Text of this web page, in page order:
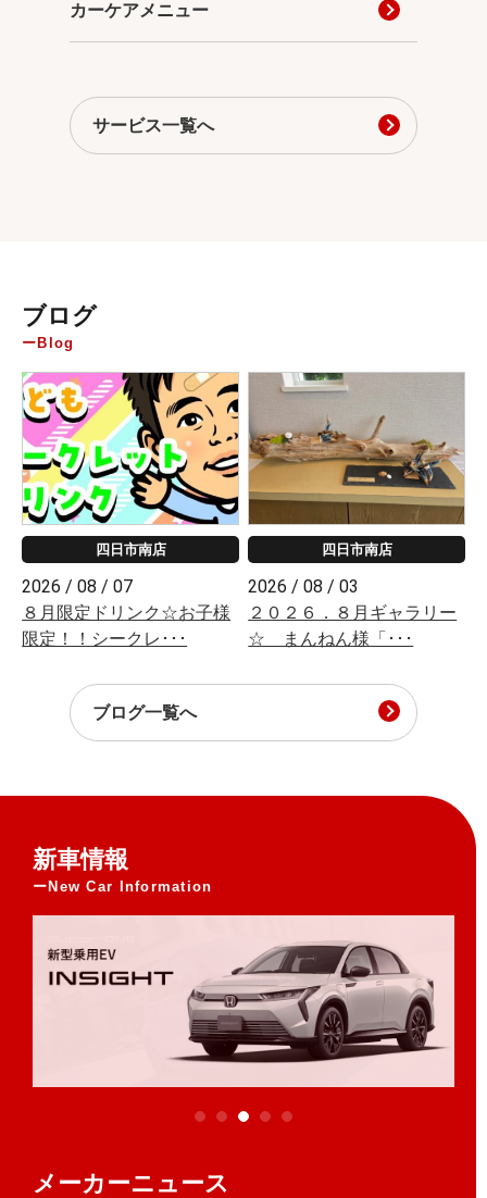
カーケアメニュー
サービス一覧へ
ブログ
Blog
四日市南店
2026 / 08 / 07
８月限定ドリンク☆お子様
限定！！シークレ･･･
四日市南店
2026 / 08 / 03
２０２６．８月ギャラリー
☆ まんねん様「･･･
ブログ一覧へ
新車情報
New Car Information
メーカーニュース